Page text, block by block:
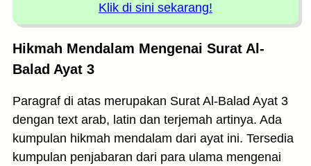
Klik di sini sekarang!
Hikmah Mendalam Mengenai Surat Al-
Balad Ayat 3
Paragraf di atas merupakan Surat Al-Balad Ayat 3
dengan text arab, latin dan terjemah artinya. Ada
kumpulan hikmah mendalam dari ayat ini. Tersedia
kumpulan penjabaran dari para ulama mengenai